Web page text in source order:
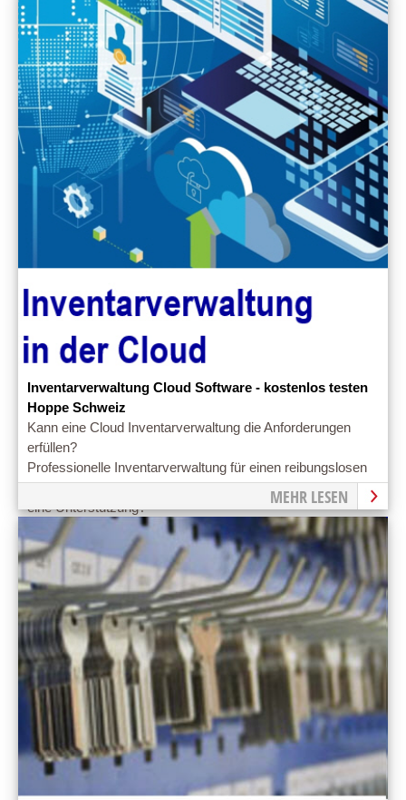
Inventarverwaltung Cloud Software - kostenlos testen
Hoppe Schweiz
Kann eine Cloud Inventarverwaltung die Anforderungen
erfüllen?
Professionelle Inventarverwaltung für einen reibungslosen
Büroalltag. Ist eine Inventarverwaltung in der Cloud wirklich
eine Unterstützung?
MEHR LESEN